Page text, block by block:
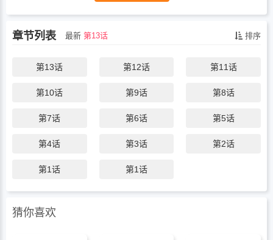
章节列表 最新 第13话 排序
第13话 第12话 第11话
第10话 第9话 第8话
第7话 第6话 第5话
第4话 第3话 第2话
第1话 第1话
猜你喜欢